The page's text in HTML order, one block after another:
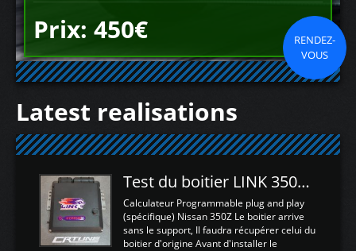
Prix: 450€
RENDEZ-
VOUS
Latest realisations
Test du boitier LINK 350Z Plugin ECU
Calculateur Programmable plug and play
(spécifique) Nissan 350Z Le boitier arrive
sans le support, Il faudra récupérer celui du
boitier d'origine Avant d'installer le